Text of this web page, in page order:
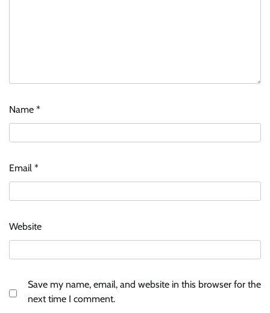
Name *
Email *
Website
Save my name, email, and website in this browser for the
next time I comment.